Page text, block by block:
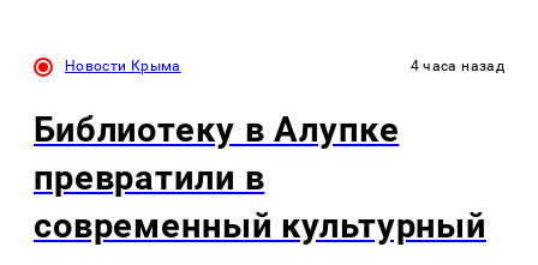
Новости Крыма 4 часа назад
Библиотеку в Алупке
превратили в
современный культурный